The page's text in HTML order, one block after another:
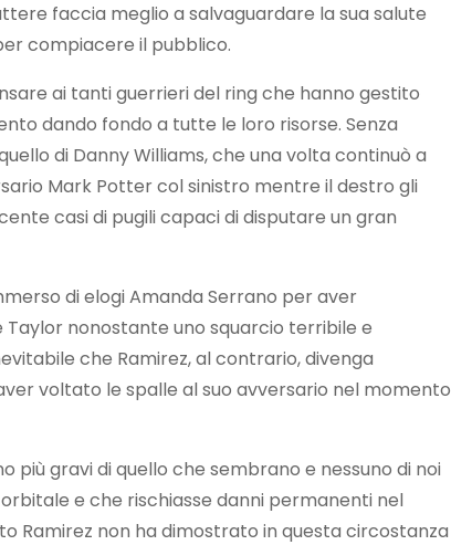
faccia meglio a salvaguardare la sua salute
compiacere il pubblico.
ai tanti guerrieri del ring che hanno gestito
dando fondo a tutte le loro risorse. Senza
di Danny Williams, che una volta continuò a
Mark Potter col sinistro mentre il destro gli
casi di pugili capaci di disputare un gran
di elogi Amanda Serrano per aver
nonostante uno squarcio terribile e
che Ramirez, al contrario, divenga
voltato le spalle al suo avversario nel momento
più gravi di quello che sembrano e nessuno di noi
e che rischiasse danni permanenti nel
Ramirez non ha dimostrato in questa circostanza